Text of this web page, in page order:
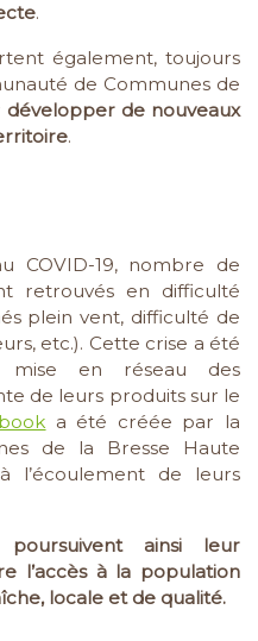
.
également, toujours
de Communes de
développer de nouveaux
.
COVID-19, nombre de
retrouvés en difficulté
plein vent, difficulté de
etc.). Cette crise a été
mise en réseau des
de leurs produits sur le
a été créée par la
de la Bresse Haute
l’écoulement de leurs
ainsi leur
l’accès à la population
locale et de qualité.